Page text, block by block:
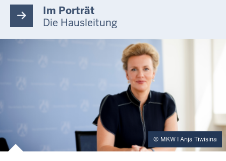
Im Porträt
Die Hausleitung
MKW I Anja Tiwisina